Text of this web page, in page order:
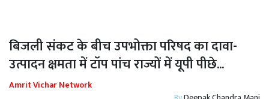
बिजली संकट के बीच उपभोक्ता परिषद का दावा-
उत्पादन क्षमता में टॉप पांच राज्यों में यूपी पीछे...
Amrit Vichar Network